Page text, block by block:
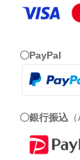
〇PayPal
〇銀行振込